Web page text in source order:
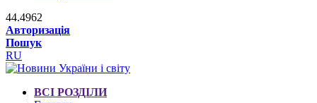
44.4962
Авторизація
Пошук
RU
ВСІ РОЗДІЛИ